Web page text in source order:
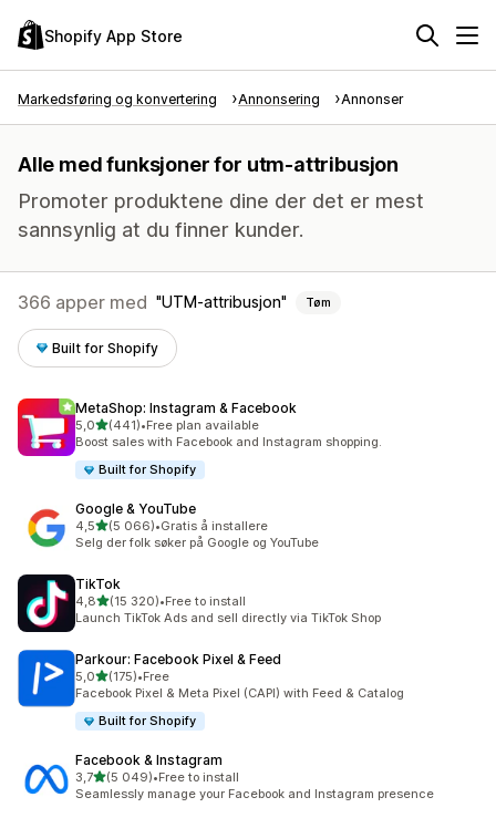
Shopify App Store
Markedsføring og konvertering Annonsering Annonser
Alle med funksjoner for utm-attribusjon
Promoter produktene dine der det er mest
sannsynlig at du finner kunder.
366 apper med UTM-attribusjon Tøm
Built for Shopify
MetaShop: Instagram & Facebook
5,0av 5 stjerner
(441)
Totalt 441 omtaler
•Free plan available
Boost sales with Facebook and Instagram shopping.
Built for Shopify
Google & YouTube
4,5av 5 stjerner
(5 066)
Totalt 5066 omtaler
•Gratis å installere
Selg der folk søker på Google og YouTube
TikTok
4,8av 5 stjerner
(15 320)
Totalt 15320 omtaler
•Free to install
Launch TikTok Ads and sell directly via TikTok Shop
Parkour: Facebook Pixel & Feed
5,0av 5 stjerner
(175)
Totalt 175 omtaler
•Free
Facebook Pixel & Meta Pixel (CAPI) with Feed & Catalog
Built for Shopify
Facebook & Instagram
3,7av 5 stjerner
(5 049)
Totalt 5049 omtaler
•Free to install
Seamlessly manage your Facebook and Instagram presence